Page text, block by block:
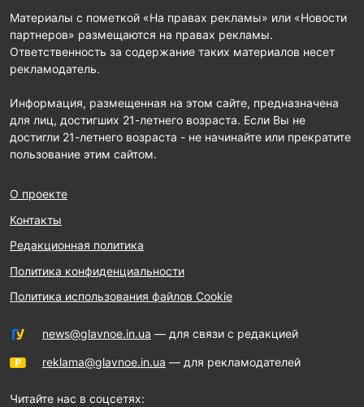
Материалы с пометкой «На правах рекламы» или «Новости
партнеров» размещаются на правах рекламы.
Ответственность за содержание таких материалов несет
рекламодатель.
Информация, размещенная на этом сайте, предназначена
для лиц, достигших 21-летнего возраста. Если Вы не
достигли 21-летнего возраста - не начинайте или прекратите
пользование этим сайтом.
О проекте
Контакты
Редакционная политика
Политика конфиденциальности
Политика использования файлов Cookie
news@glavnoe.in.ua — для связи с редакцией
reklama@glavnoe.in.ua — для рекламодателей
Читайте нас в соцсетях: